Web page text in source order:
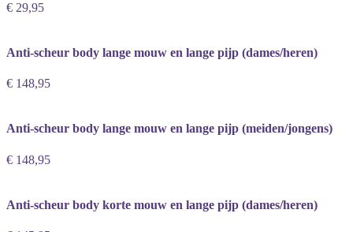
€ 29,95
Anti-scheur body lange mouw en lange pijp (dames/heren)
€ 148,95
Anti-scheur body lange mouw en lange pijp (meiden/jongens)
€ 148,95
Anti-scheur body korte mouw en lange pijp (dames/heren)